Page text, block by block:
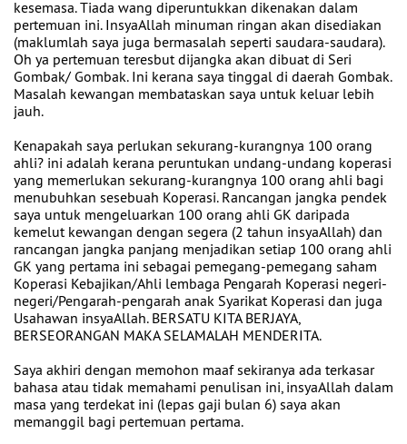
kesemasa. Tiada wang diperuntukkan dikenakan dalam
pertemuan ini. InsyaAllah minuman ringan akan disediakan
(maklumlah saya juga bermasalah seperti saudara-saudara).
Oh ya pertemuan teresbut dijangka akan dibuat di Seri
Gombak/ Gombak. Ini kerana saya tinggal di daerah Gombak.
Masalah kewangan membataskan saya untuk keluar lebih
jauh.
Kenapakah saya perlukan sekurang-kurangnya 100 orang
ahli? ini adalah kerana peruntukan undang-undang koperasi
yang memerlukan sekurang-kurangnya 100 orang ahli bagi
menubuhkan sesebuah Koperasi. Rancangan jangka pendek
saya untuk mengeluarkan 100 orang ahli GK daripada
kemelut kewangan dengan segera (2 tahun insyaAllah) dan
rancangan jangka panjang menjadikan setiap 100 orang ahli
GK yang pertama ini sebagai pemegang-pemegang saham
Koperasi Kebajikan/Ahli lembaga Pengarah Koperasi negeri-
negeri/Pengarah-pengarah anak Syarikat Koperasi dan juga
Usahawan insyaAllah. BERSATU KITA BERJAYA,
BERSEORANGAN MAKA SELAMALAH MENDERITA.
Saya akhiri dengan memohon maaf sekiranya ada terkasar
bahasa atau tidak memahami penulisan ini, insyaAllah dalam
masa yang terdekat ini (lepas gaji bulan 6) saya akan
memanggil bagi pertemuan pertama.